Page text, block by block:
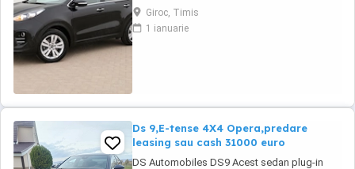
IMPORT, - LIVRARE GRATUITĂ LA DOMICILIUL
CLIENTULUI (200KM) -Factura se va emite în
lei la cursul de vânzare euro al Bancii
Giroc, Timis
1 ianuarie
Ds 9,E-tense 4X4 Opera,predare
leasing sau cash 31000 euro
DS Automobiles DS9 Acest sedan plug-in